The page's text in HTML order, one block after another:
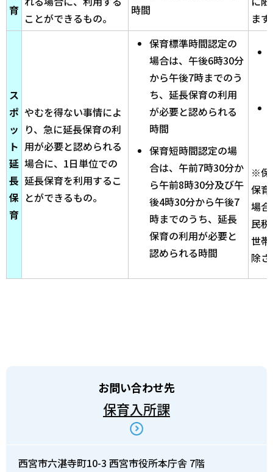
育
ことができるもの。
時間
ます
ス
ポ
ッ
ト
延
長
保
育
やむを得ない事情によ
り、急に延長保育の利
用が必要と認められる
場合に、1日単位での
延長保育を利用するこ
とができるもの。
保育標準時間認定の
場合は、午後6時30分
から午後7時までのう
ち、延長保育の利用
が必要と認められる
時間
保育短時間認定の場
合は、午前7時30分か
ら午前8時30分及び午
後4時30分から午後7
時までのうち、延長
保育の利用が必要と
認められる時間
※保
保
場
民
世
除
お問い合わせ先
保育入所課
西宮市六湛寺町10-3 西宮市役所本庁舎 7階